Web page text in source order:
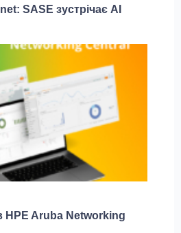
SASE зустрічає AI
HPE Aruba Networking